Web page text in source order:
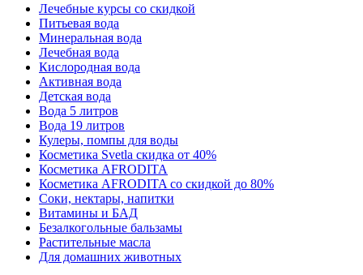
Лечебные курсы со скидкой
Питьевая вода
Минеральная вода
Лечебная вода
Кислородная вода
Активная вода
Детская вода
Вода 5 литров
Вода 19 литров
Кулеры, помпы для воды
Косметика Svetla скидка от 40%
Косметика AFRODITA
Косметика AFRODITA со скидкой до 80%
Соки, нектары, напитки
Витамины и БАД
Безалкогольные бальзамы
Растительные масла
Для домашних животных